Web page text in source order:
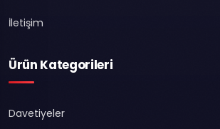
İletişim
Ürün Kategorileri
Davetiyeler